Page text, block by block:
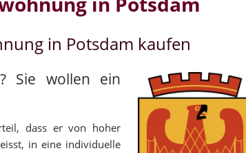
in Potsdam kaufen
Sie wollen ein
dass er von hoher
in eine individuelle